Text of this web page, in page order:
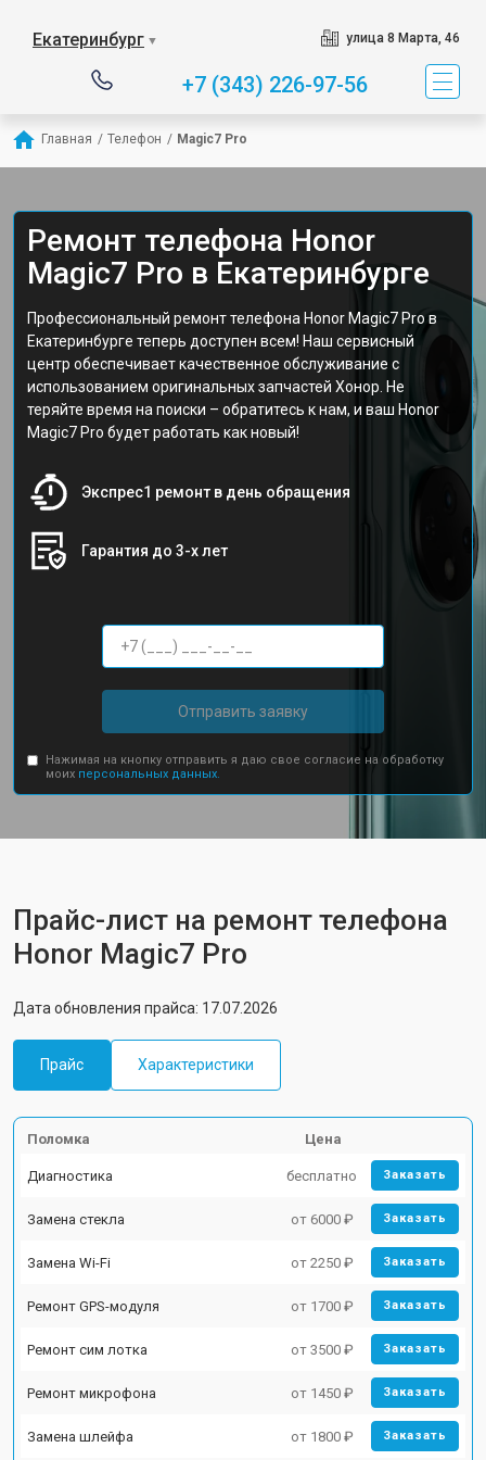
Екатеринбург ▼ улица 8 Марта, 46
+7 (343) 226-97-56
Главная / Телефон / Magic7 Pro
Ремонт телефона Honor
Magic7 Pro в Екатеринбурге
Профессиональный ремонт телефона Honor Magic7 Pro в
Екатеринбурге теперь доступен всем! Наш сервисный
центр обеспечивает качественное обслуживание с
использованием оригинальных запчастей Хонор. Не
теряйте время на поиски – обратитесь к нам, и ваш Honor
Magic7 Pro будет работать как новый!
Экспрес1 ремонт в день обращения
Гарантия до 3-х лет
Отправить заявку
Нажимая на кнопку отправить я даю свое согласие на обработку
моих персональных данных.
Прайс-лист на ремонт телефона
Honor Magic7 Pro
Дата обновления прайса: 17.07.2026
Прайс Характеристики
Поломка Цена
Диагностика бесплатно Заказать
Замена стекла от 6000 ₽ Заказать
Замена Wi-Fi от 2250 ₽ Заказать
Ремонт GPS-модуля от 1700 ₽ Заказать
Ремонт сим лотка от 3500 ₽ Заказать
Ремонт микрофона от 1450 ₽ Заказать
Замена шлейфа от 1800 ₽ Заказать